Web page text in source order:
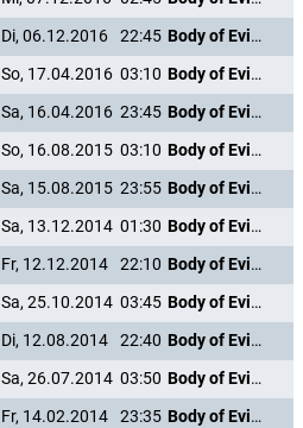
Di, 06.12.2016 22:45
Body of Evidence
So, 17.04.2016 03:10
Body of Evidence
Sa, 16.04.2016 23:45
Body of Evidence
So, 16.08.2015 03:10
Body of Evidence
Sa, 15.08.2015 23:55
Body of Evidence
Sa, 13.12.2014 01:30
Body of Evidence
Fr, 12.12.2014 22:10
Body of Evidence
Sa, 25.10.2014 03:45
Body of Evidence
Di, 12.08.2014 22:40
Body of Evidence
Sa, 26.07.2014 03:50
Body of Evidence
Fr, 14.02.2014 23:35
Body of Evidence